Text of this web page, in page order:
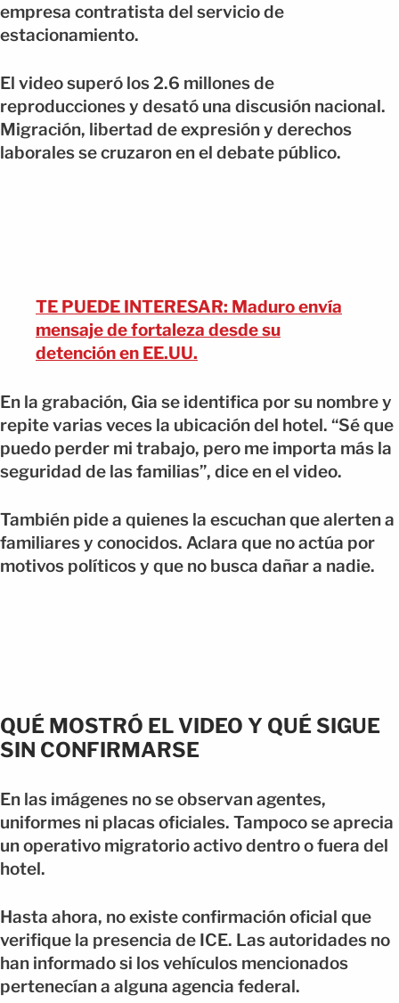
empresa contratista del servicio de
estacionamiento.
El video superó los 2.6 millones de
reproducciones y desató una discusión nacional.
Migración, libertad de expresión y derechos
laborales se cruzaron en el debate público.
TE PUEDE INTERESAR: Maduro envía
mensaje de fortaleza desde su
detención en EE.UU.
En la grabación, Gia se identifica por su nombre y
repite varias veces la ubicación del hotel. “Sé que
puedo perder mi trabajo, pero me importa más la
seguridad de las familias”, dice en el video.
También pide a quienes la escuchan que alerten a
familiares y conocidos. Aclara que no actúa por
motivos políticos y que no busca dañar a nadie.
QUÉ MOSTRÓ EL VIDEO Y QUÉ SIGUE
SIN CONFIRMARSE
En las imágenes no se observan agentes,
uniformes ni placas oficiales. Tampoco se aprecia
un operativo migratorio activo dentro o fuera del
hotel.
Hasta ahora, no existe confirmación oficial que
verifique la presencia de ICE. Las autoridades no
han informado si los vehículos mencionados
pertenecían a alguna agencia federal.